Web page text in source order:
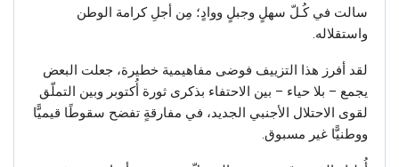
سالت في كُـلّ سهلٍ وجبلٍ ووادٍ؛ مِن أجلِ كرامة الوطن
واستقلاله.
لقد أفرز هذا التزييف فوضى مفاهيمية خطيرة، جعلت البعض
يجمع – بلا حياء – بين الاحتفاء بذكرى ثورة أُكتوبر وبين التملّق
لقوى الاحتلال الأجنبي الجديد، في مفارقةٍ تفضح سقوطًا قيميًّا
ووطنيًّا غير مسبوق.